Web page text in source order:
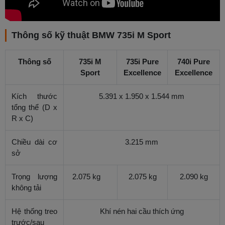
Thông số kỹ thuật BMW 735i M Sport
Thông số
735i M
Sport
735i Pure
Excellence
740i Pure
Excellence
Kích thước
tổng thể (D x
R x C)
5.391 x 1.950 x 1.544 mm
Chiều dài cơ
sở
3.215 mm
Trọng lượng
không tải
2.075 kg 2.075 kg 2.090 kg
Hệ thống treo
trước/sau
Khí nén hai cầu thích ứng